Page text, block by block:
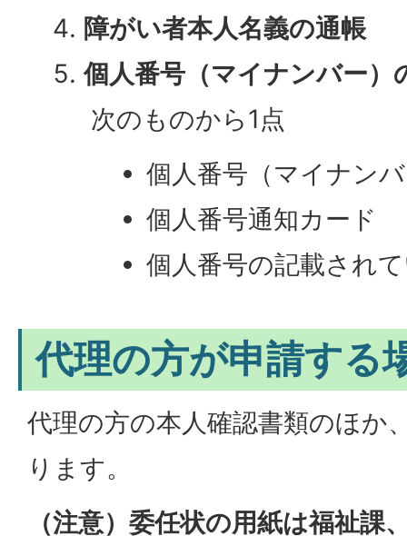
障がい者本人名義の通帳
個人番号（マイナンバー）
次のものから1点
個人番号（マイナン
個人番号通知カード
個人番号の記載され
代理の方が申請する
代理の方の本人確認書類のほか
ります。
（注意）委任状の用紙は福祉課